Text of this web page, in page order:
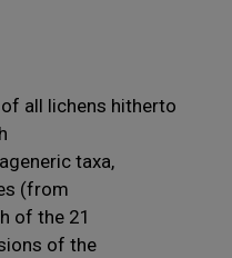
all lichens hitherto
taxa,
(from
of the 21
of the